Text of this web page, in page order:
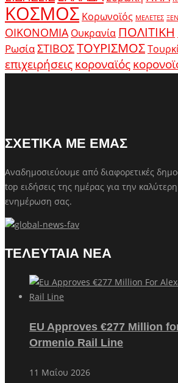
ΚΟΣΜΟΣ Κορωνοϊός ΜΕΛΕΤΕΣ
ΟΙΚΟΝΟΜΙΑ Ουκρανία ΠΟΛΙΤΙΚΗ
ΡωσίαΣΤΙΒΟΣΤΟΥΡΙΣΜΟΣ
επιχειρήσειςκοροναϊός
ΣΧΕΤΙΚΑ ΜΕ ΕΜΑΣ
Αναδημοσιεύουμε από διαφορετικές
top ειδήσεις της ημέρας για την
ενημέρωση σας.
ΤΕΛΕΥΤΑΙΑ ΝΕΑ
EU Approves €277 Million
Ormenio Rail Line
11 Μαΐου 2026